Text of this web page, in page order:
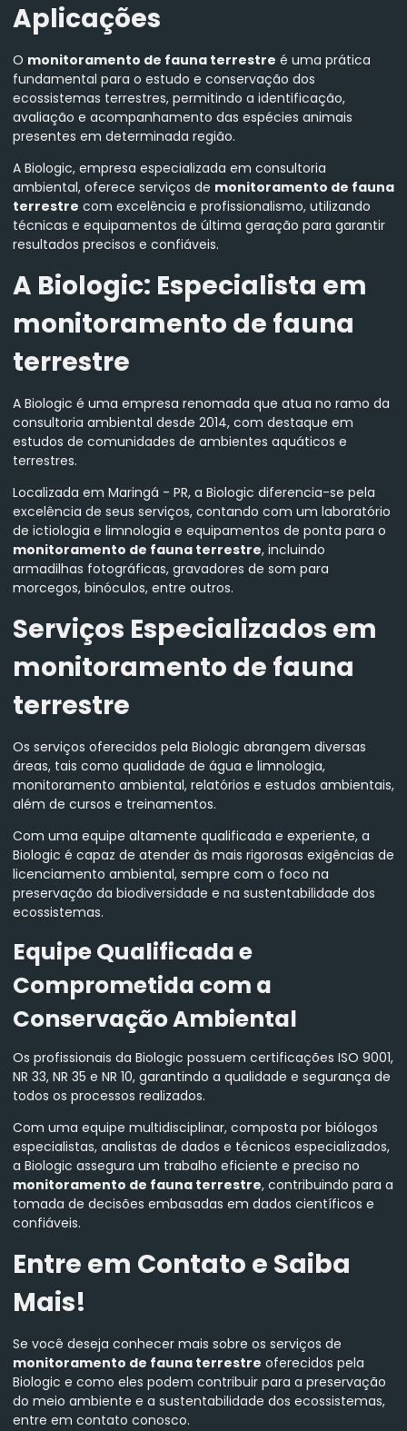
Aplicações
O monitoramento de fauna terrestre é uma prática
fundamental para o estudo e conservação dos
ecossistemas terrestres, permitindo a identificação,
avaliação e acompanhamento das espécies animais
presentes em determinada região.
A Biologic, empresa especializada em consultoria
ambiental, oferece serviços de monitoramento de fauna
terrestre com excelência e profissionalismo, utilizando
técnicas e equipamentos de última geração para garantir
resultados precisos e confiáveis.
A Biologic: Especialista em
monitoramento de fauna
terrestre
A Biologic é uma empresa renomada que atua no ramo da
consultoria ambiental desde 2014, com destaque em
estudos de comunidades de ambientes aquáticos e
terrestres.
Localizada em Maringá - PR, a Biologic diferencia-se pela
excelência de seus serviços, contando com um laboratório
de ictiologia e limnologia e equipamentos de ponta para o
monitoramento de fauna terrestre, incluindo
armadilhas fotográficas, gravadores de som para
morcegos, binóculos, entre outros.
Serviços Especializados em
monitoramento de fauna
terrestre
Os serviços oferecidos pela Biologic abrangem diversas
áreas, tais como qualidade de água e limnologia,
monitoramento ambiental, relatórios e estudos ambientais,
além de cursos e treinamentos.
Com uma equipe altamente qualificada e experiente, a
Biologic é capaz de atender às mais rigorosas exigências de
licenciamento ambiental, sempre com o foco na
preservação da biodiversidade e na sustentabilidade dos
ecossistemas.
Equipe Qualificada e
Comprometida com a
Conservação Ambiental
Os profissionais da Biologic possuem certificações ISO 9001,
NR 33, NR 35 e NR 10, garantindo a qualidade e segurança de
todos os processos realizados.
Com uma equipe multidisciplinar, composta por biólogos
especialistas, analistas de dados e técnicos especializados,
a Biologic assegura um trabalho eficiente e preciso no
monitoramento de fauna terrestre, contribuindo para a
tomada de decisões embasadas em dados científicos e
confiáveis.
Entre em Contato e Saiba
Mais!
Se você deseja conhecer mais sobre os serviços de
monitoramento de fauna terrestre oferecidos pela
Biologic e como eles podem contribuir para a preservação
do meio ambiente e a sustentabilidade dos ecossistemas,
entre em contato conosco.